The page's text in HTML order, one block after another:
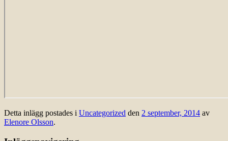
Detta inlägg postades i Uncategorized den 2 september, 2014 av
Elenore Olsson.